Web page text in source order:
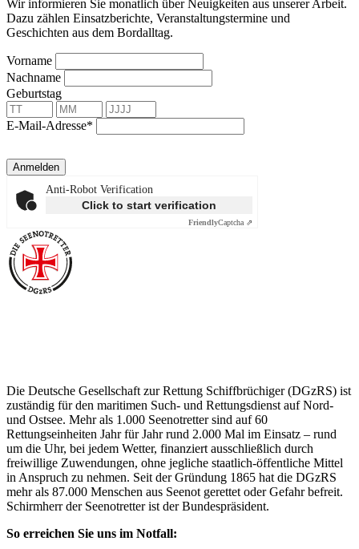
Wir informieren Sie monatlich über Neuigkeiten aus unserer Arbeit.
Dazu zählen Einsatzberichte, Veranstaltungstermine und
Geschichten aus dem Bordalltag.
Vorname
Nachname
Geburtstag
E-Mail-Adresse*
Anmelden
Anti-Robot Verification
Click to start verification
FriendlyCaptcha ⇗
Die Deutsche Gesellschaft zur Rettung Schiffbrüchiger (DGzRS) ist
zuständig für den maritimen Such- und Rettungsdienst auf Nord-
und Ostsee. Mehr als 1.000 Seenotretter sind auf 60
Rettungseinheiten Jahr für Jahr rund 2.000 Mal im Einsatz – rund
um die Uhr, bei jedem Wetter, finanziert ausschließlich durch
freiwillige Zuwendungen, ohne jegliche staatlich-öffentliche Mittel
in Anspruch zu nehmen. Seit der Gründung 1865 hat die DGzRS
mehr als 87.000 Menschen aus Seenot gerettet oder Gefahr befreit.
Schirmherr der Seenotretter ist der Bundespräsident.
So erreichen Sie uns im Notfall: